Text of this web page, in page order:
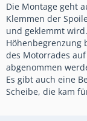
Die Montage geht
Klemmen der
und geklemmt
Höhenbegrenzung
des Motorrades
abgenommen
Es gibt auch eine
Scheibe, die kam